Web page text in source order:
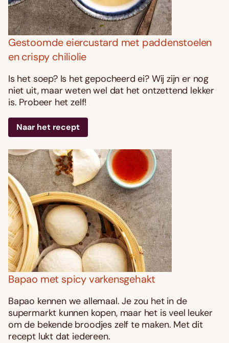
Gestoomde eiercustard met paddenstoelen
en crispy chiliolie
Is het soep? Is het gepocheerd ei? Wij zijn er nog
niet uit, maar weten wel dat het ontzettend lekker
is. Probeer het zelf!
Naar het recept
Bapao met spicy varkensgehakt
Bapao kennen we allemaal. Je zou het in de
supermarkt kunnen kopen, maar het is veel leuker
om de bekende broodjes zelf te maken. Met dit
recept lukt dat iedereen.